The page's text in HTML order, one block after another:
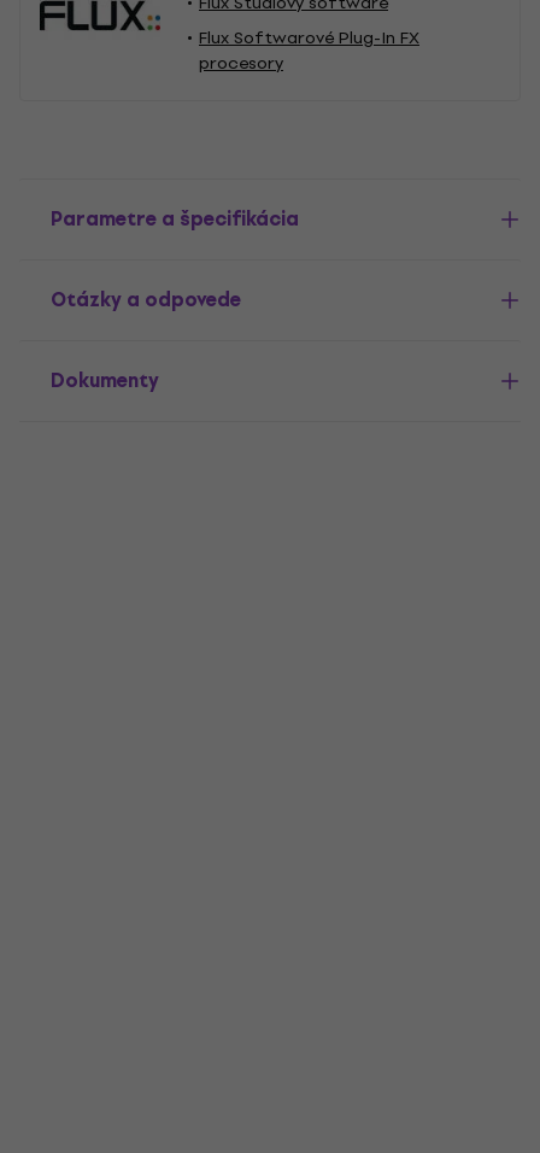
Flux Softwarové Plug-In FX
procesory
Parametre a špecifikácia
Otázky a odpovede
Dokumenty